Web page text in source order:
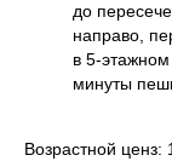
до
направо,
в 5-
минуты
Возрастной ценз: